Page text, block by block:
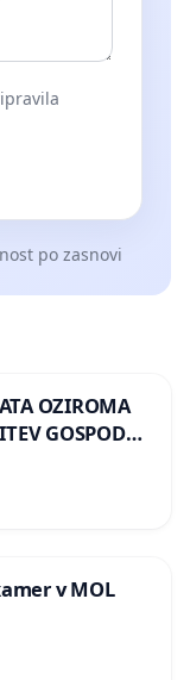
po zasnovi
OZIROMA
GOSPODA
v MOL